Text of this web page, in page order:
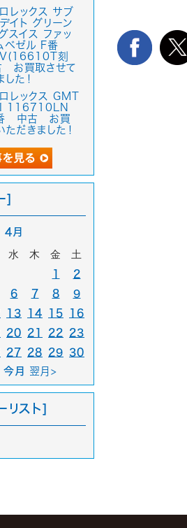
レックス サブ
イト グリーン
スイス ファッ
ベゼル F番
刻
お買取させて
た！
レックス GMT
116710LN
番 中古 お買
ただきました！
]
4月
水 木 金 土
1
2
6 7 8
9
13 14 15
16
20 21 22
23
27 28 29 30
今月 翌月>
リスト]